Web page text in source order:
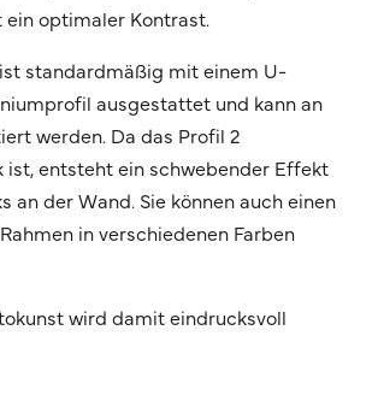
optimaler Kontrast.
standardmäßig mit einem U-
ausgestattet und kann an
werden. Da das Profil 2
entsteht ein schwebender Effekt
an der Wand. Sie können auch einen
in verschiedenen Farben
wird damit eindrucksvoll